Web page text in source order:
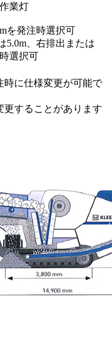
業灯
を発注時選択可
5.0m、右排出または
選択可
時に仕様変更が可能で
更することがあります